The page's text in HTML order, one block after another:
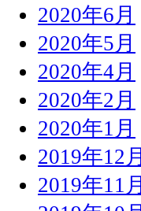
2020年6月
2020年5月
2020年4月
2020年2月
2020年1月
2019年12月
2019年11月